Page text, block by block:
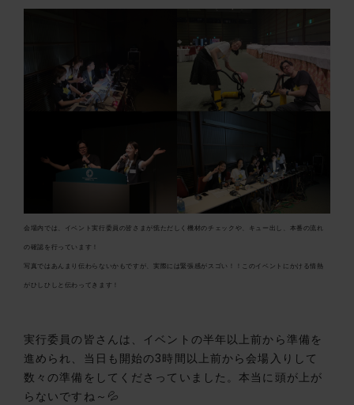
会場内では、イベント実行委員の皆さまが慌ただしく機材のチェックや、キュー出し、本番の流れ
の確認を行っています！
写真ではあんまり伝わらないかもですが、実際には緊張感がスゴい！！このイベントにかける情熱
がひしひしと伝わってきます！
実行委員の皆さんは、イベントの半年以上前から準備を
進められ、当日も開始の3時間以上前から会場入りして
数々の準備をしてくださっていました。本当に頭が上が
らないですね～💦